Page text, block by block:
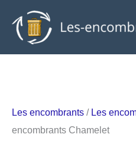
contenu
Les encombrants / Les
encombrants Chamelet